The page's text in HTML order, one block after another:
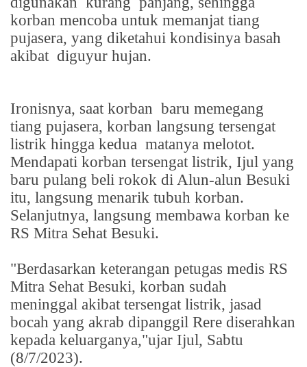
korban mencoba untuk memanjat tiang
pujasera, yang diketahui kondisinya basah
akibat diguyur hujan.
Ironisnya, saat korban baru memegang
tiang pujasera, korban langsung tersengat
listrik hingga kedua matanya melotot.
Mendapati korban tersengat listrik, Ijul yang
baru pulang beli rokok di Alun-alun Besuki
itu, langsung menarik tubuh korban.
Selanjutnya, langsung membawa korban ke
RS Mitra Sehat Besuki.
"Berdasarkan keterangan petugas medis RS
Mitra Sehat Besuki, korban sudah
meninggal akibat tersengat listrik, jasad
bocah yang akrab dipanggil Rere diserahkan
kepada keluarganya,"ujar Ijul, Sabtu
(8/7/2023).